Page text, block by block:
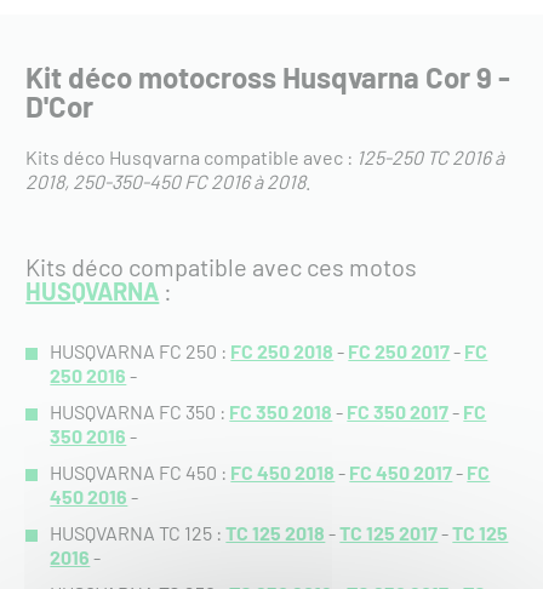
Kit déco motocross Husqvarna Cor 9 -
D'Cor
Kits déco Husqvarna compatible avec : 125-250 TC 2016 à
2018 250-350-450 FC 2016 à 2018.
Kits déco compatible avec ces motos
HUSQVARNA :
HUSQVARNA FC 250 : FC 250 2018 - FC 250 2017- FC
250 2016 -
HUSQVARNA FC 350 : FC 350 2018 - FC 350 2017- FC
350 2016 -
HUSQVARNA FC 450 : FC 450 2018 - FC 450 2017- FC
450 2016 -
HUSQVARNA TC 125 :TC 125 2018 -TC 125 2017-TC 125
2016 -